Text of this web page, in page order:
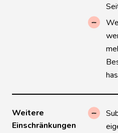
Weitere
Einschränkungen